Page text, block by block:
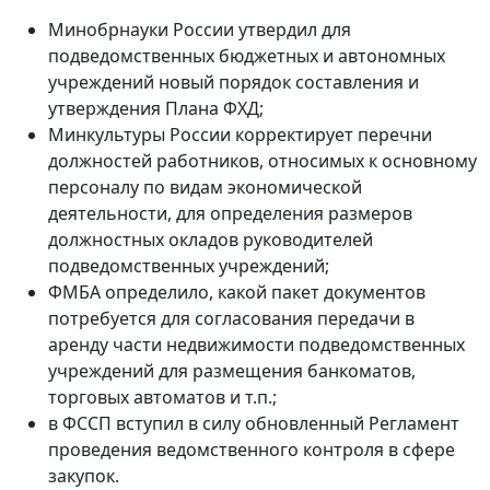
Минобрнауки России утвердил для
подведомственных бюджетных и автономных
учреждений новый порядок составления и
утверждения Плана ФХД;
Минкультуры России корректирует перечни
должностей работников, относимых к основному
персоналу по видам экономической
деятельности, для определения размеров
должностных окладов руководителей
подведомственных учреждений;
ФМБА определило, какой пакет документов
потребуется для согласования передачи в
аренду части недвижимости подведомственных
учреждений для размещения банкоматов,
торговых автоматов и т.п.;
в ФССП вступил в силу обновленный Регламент
проведения ведомственного контроля в сфере
закупок.